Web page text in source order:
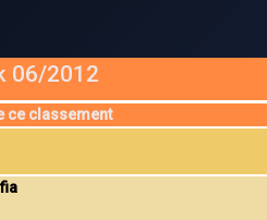
06/2012
ce classement